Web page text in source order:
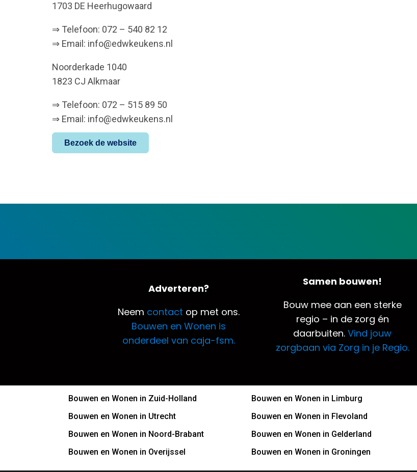
1703 DE Heerhugowaard
⇒ Telefoon: 072 – 540 82 12
⇒ Email: info@edwkeukens.nl
Noorderkade 1040
1823 CJ Alkmaar
⇒ Telefoon: 072 – 515 89 50
⇒ Email: info@edwkeukens.nl
Bezoek de website
Adverteren?
Neem contact op met ons.
Bouwen en Wonen is
onderdeel van caja-fsm.
Samen bouwen!
Bouw mee aan een sterke
regio – in de zorg én
daarbuiten.Vind jouw
zorgbaan via Zorg in je Regio.
Bouwen en Wonen in Zuid-Holland
Bouwen en Wonen in Utrecht
Bouwen en Wonen in Noord-Brabant
Bouwen en Wonen in Overijssel
Bouwen en Wonen in Limburg
Bouwen en Wonen in Flevoland
Bouwen en Wonen in Gelderland
Bouwen en Wonen in Groningen